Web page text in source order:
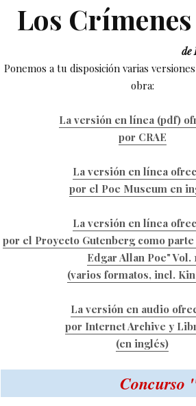
Los
de
Ponemos a tu disposición varias
obra:
La versión en línea (pdf)
por CRAE
La versión en línea
por el Poe Museum en
La versión en línea
por el Proyecto Gutenberg como
Edgar Allan Poe" Vol.
(varios formatos, incl.
La versión en audio
por Internet Archive y
(en inglés)
Concurso